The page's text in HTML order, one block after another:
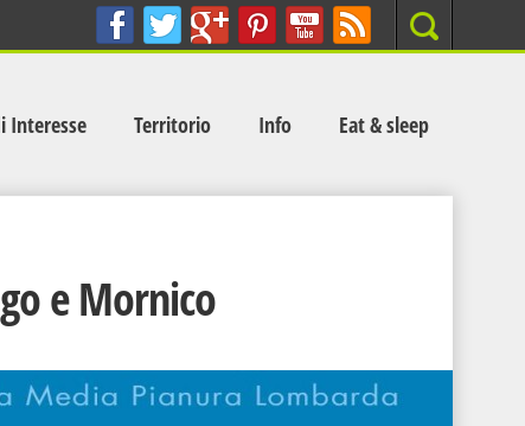
Search
Interesse Territorio Info Eat & sleep
e Mornico